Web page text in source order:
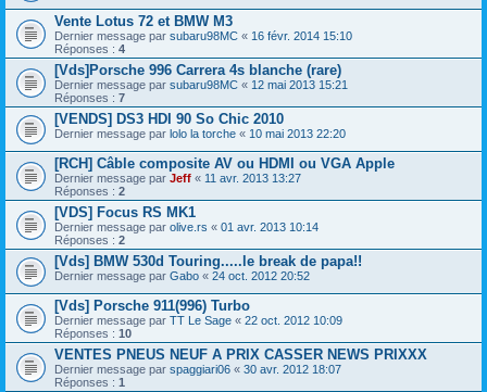
Vente Lotus 72 et BMW M3
Dernier message par subaru98MC « 16 févr. 2014 15:10
Réponses : 4
[Vds]Porsche 996 Carrera 4s blanche (rare)
Dernier message par subaru98MC « 12 mai 2013 15:21
Réponses : 7
[VENDS] DS3 HDI 90 So Chic 2010
Dernier message par lolo la torche « 10 mai 2013 22:20
[RCH] Câble composite AV ou HDMI ou VGA Apple
Dernier message par Jeff « 11 avr. 2013 13:27
Réponses : 2
[VDS] Focus RS MK1
Dernier message par olive.rs « 01 avr. 2013 10:14
Réponses : 2
[Vds] BMW 530d Touring.....le break de papa!!
Dernier message par Gabo « 24 oct. 2012 20:52
[Vds] Porsche 911(996) Turbo
Dernier message par TT Le Sage « 22 oct. 2012 10:09
Réponses : 10
VENTES PNEUS NEUF A PRIX CASSER NEWS PRIXXX
Dernier message par spaggiari06 « 30 avr. 2012 18:07
Réponses : 1